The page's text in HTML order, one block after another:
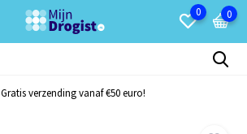
0 0
Gratis verzending vanaf €50 euro!